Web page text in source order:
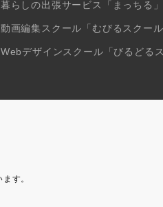
暮らしの出張サービス「まっちる」
動画編集スクール「むびるスクール
Webデザインスクール「びるどるス
す。